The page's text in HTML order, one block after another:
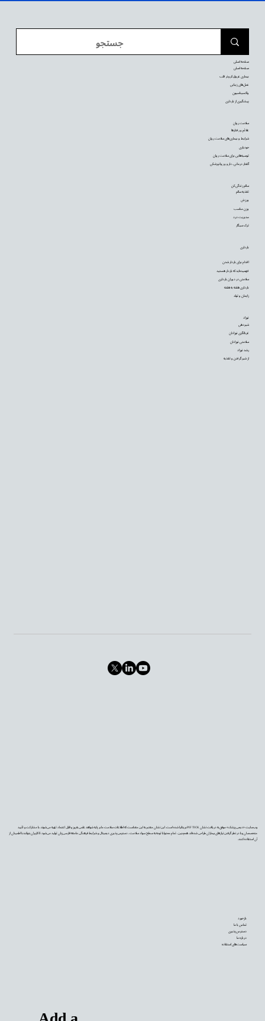
وب‌سایت «دیجی‌پزشک» موفق به دریافت نشان PIF TICK بریتانیا شده است. این نشان معتبر به این معناست که اطلاعات سلامت ما بر پایه شواهد علمی به‌روز و قابل اعتماد تهیه می‌شوند، با مشارکت و تأیید
متخصصان و با در نظر گرفتن نیازهای بیماران طراحی شده‌اند. همچنین، تمام محتوا با توجه به سطح سواد سلامت، دسترس‌پذیری دیجیتال و شرایط فرهنگی جامعه فارسی‌زبان تولید می‌شود تا کاربران بتوانند با اطمینان از
آن استفاده کنند.
بازخورد
تماس با ما
دسترس‌پذیری
درباره ما
سیاست‌های استفاده
نوزاد
شیردهی
غربالگری نوزادان
سلامتی نوزادان
رشد نوزاد
از شیر گرفتن و تغذیه
بارداری
اقدام برای باردار شدن
فهمیده‌اید که باردار هستید
سلامتی در دوران بارداری
بارداری هفته به هفته
زایمان و تولد
سالم زندگی کن
تغذیه سالم
ورزش
وزن مناسب
مدیریت درد
ترک سیگار
سلامت روان
علائم و رفتارها
شرایط و بیماری‌های سلامت روان
خودیاری
توصیه‌‌هایی برای سلامت روان
گفتار درمانی، دارو و روانپزشکی
صفحه اصلی
صفحه اصلی
بیماری عروق کرونر قلب
عمل‌های زیبایی
واکسیناسیون
پیشگیری از بارداری